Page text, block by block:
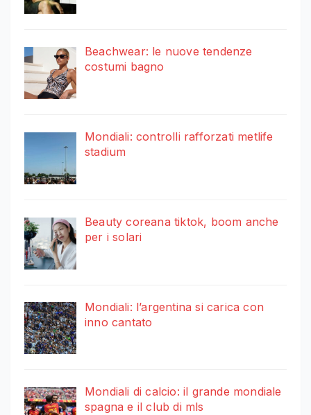
Beachwear: le nuove tendenze
costumi bagno
Mondiali: controlli rafforzati metlife
stadium
Beauty coreana tiktok, boom anche
per i solari
Mondiali: l’argentina si carica con
inno cantato
Mondiali di calcio: il grande mondiale
spagna e il club di mls